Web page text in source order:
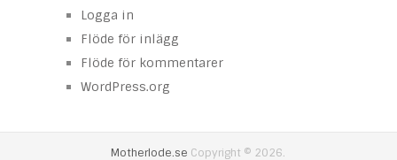
Logga in
Flöde för inlägg
Flöde för kommentarer
WordPress.org
Motherlode.se Copyright © 2026.